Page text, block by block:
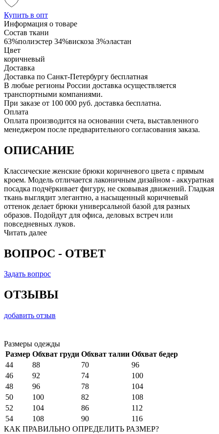
Купить в опт
Информация о товаре
Состав ткани
63%полиэстер 34%вискоза 3%эластан
Цвет
коричневый
Доставка
Доставка по Санкт-Петербургу бесплатная
В любые регионы России доставка осуществляется
транспортными компаниями.
При заказе от 100 000 руб. доставка бесплатна.
Оплата
Оплата производится на основании счета, выставленного
менеджером после предварительного согласования заказа.
ОПИСАНИЕ
Классические женские брюки коричневого цвета с прямым
кроем. Модель отличается лаконичным дизайном - аккуратная
посадка подчёркивает фигуру, не сковывая движений. Гладкая
ткань выглядит элегантно, а насыщенный коричневый
оттенок делает брюки универсальной базой для разных
образов. Подойдут для офиса, деловых встреч или
повседневных луков.
Читать далее
ВОПРОС - ОТВЕТ
Задать вопрос
ОТЗЫВЫ
добавить отзыв
Размеры одежды
Размер Обхват груди Обхват талии Обхват бедер
44
88 70
96
46
92 74
100
48
96 78
104
50
100 82
108
52
104 86
112
54
108 90
116
КАК ПРАВИЛЬНО ОПРЕДЕЛИТЬ РАЗМЕР?